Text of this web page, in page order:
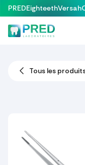
Se rendre au
PREDEighteethVersah
Tous les